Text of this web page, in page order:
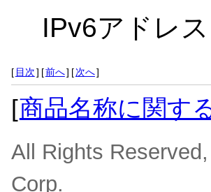
IPv6アドレ
[ 目次] [前へ] [次へ]
[商品名称に関す
All Rights
Corp.